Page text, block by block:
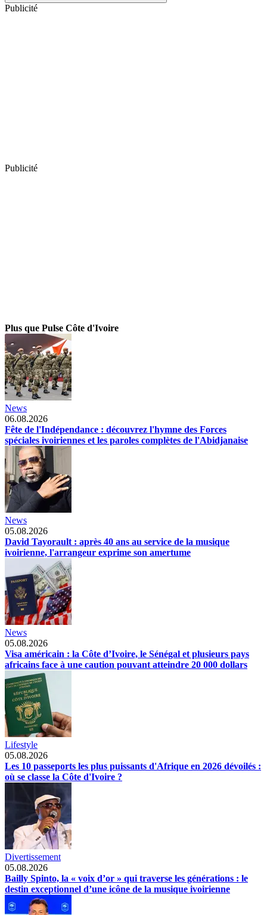
Publicité
Publicité
Plus que Pulse Côte d'Ivoire
News
06.08.2026
Fête de l'Indépendance : découvrez l'hymne des Forces
spéciales ivoiriennes et les paroles complètes de l'Abidjanaise
News
05.08.2026
David Tayorault : après 40 ans au service de la musique
ivoirienne, l'arrangeur exprime son amertume
News
05.08.2026
Visa américain : la Côte d’Ivoire, le Sénégal et plusieurs pays
africains face à une caution pouvant atteindre 20 000 dollars
Lifestyle
05.08.2026
Les 10 passeports les plus puissants d'Afrique en 2026 dévoilés :
où se classe la Côte d'Ivoire ?
Divertissement
05.08.2026
Bailly Spinto, la « voix d’or » qui traverse les générations : le
destin exceptionnel d’une icône de la musique ivoirienne